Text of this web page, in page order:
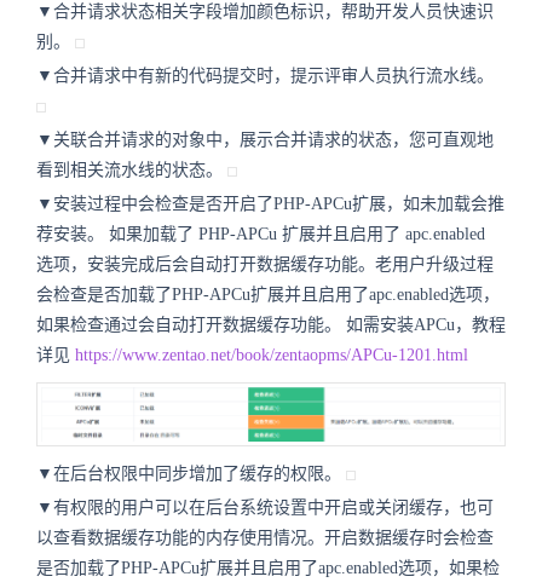
▼合并请求状态相关字段增加颜色标识，帮助开发人员快速识
别。
▼合并请求中有新的代码提交时，提示评审人员执行流水线。
▼关联合并请求的对象中，展示合并请求的状态，您可直观地
看到相关流水线的状态。
▼安装过程中会检查是否开启了PHP-APCu扩展，如未加载会推
荐安装。 如果加载了 PHP-APCu 扩展并且启用了 apc.enabled
选项，安装完成后会自动打开数据缓存功能。老用户升级过程
会检查是否加载了PHP-APCu扩展并且启用了apc.enabled选项，
如果检查通过会自动打开数据缓存功能。 如需安装APCu，教程
详见 https://www.zentao.net/book/zentaopms/APCu-1201.html
▼在后台权限中同步增加了缓存的权限。
▼有权限的用户可以在后台系统设置中开启或关闭缓存，也可
以查看数据缓存功能的内存使用情况。开启数据缓存时会检查
是否加载了PHP-APCu扩展并且启用了apc.enabled选项，如果检